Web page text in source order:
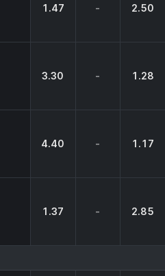
1.47 - 2.50
3.30 - 1.28
4.40 - 1.17
1.37 - 2.85